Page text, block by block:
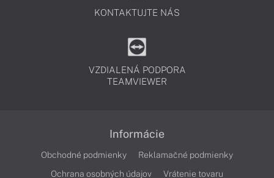
KONTAKTUJTE NÁS
VZDIALENÁ PODPORA
TEAMVIEWER
Informácie
Obchodné podmienky
Reklamačné podmienky
Ochrana osobných údajov
Vrátenie tovaru